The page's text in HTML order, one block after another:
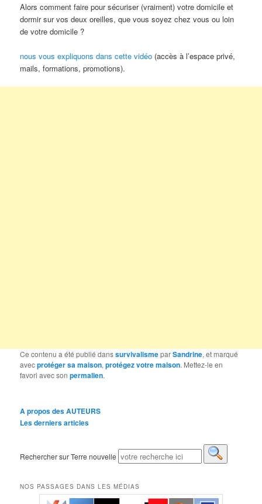
Alors comment faire pour sécuriser (vraiment) votre domicile et
dormir sur vos deux oreilles, que vous soyez chez vous ou loin
de votre domicile ?
​​​​​​​​​​​​​​nous vous expliquons dans cette vidéo (accès à l’espace privé,
mails, formations, promotions).
Ce contenu a été publié danssurvivalismeparSandrine, et marqué
avecprotéger sa maison,protégez votre maison. Mettez-le en
favori avec sonpermalien.
A propos des AUTEURS
Les derniers articles
Rechercher sur Terre nouvelle
NOS PASSAGES DANS LES MÉDIAS